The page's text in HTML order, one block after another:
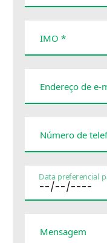
IMO *
Endereço de e-
Número de
Data preferencial
Mensagem